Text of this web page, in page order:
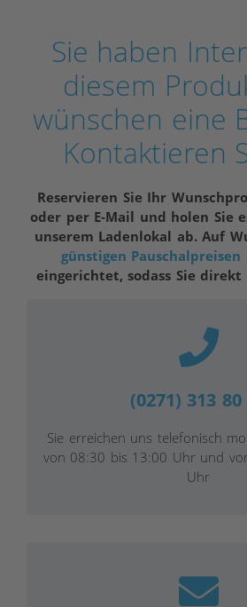
Sie haben
diesem
wünschen eine
Kontaktieren
Reservieren Sie Ihr
oder per E-Mail und holen Sie
unserem Ladenlokal ab. Auf
günstigen Pauschalpreisen
eingerichtet, sodass Sie direkt
(0271) 313 80
Sie erreichen uns telefonisch
von 08:30 bis 13:00 Uhr und
Uhr